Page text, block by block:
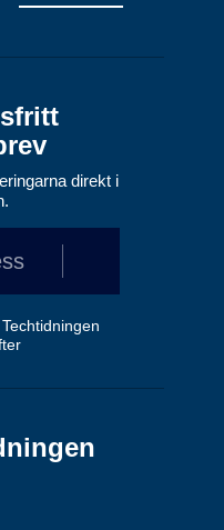
direkt i